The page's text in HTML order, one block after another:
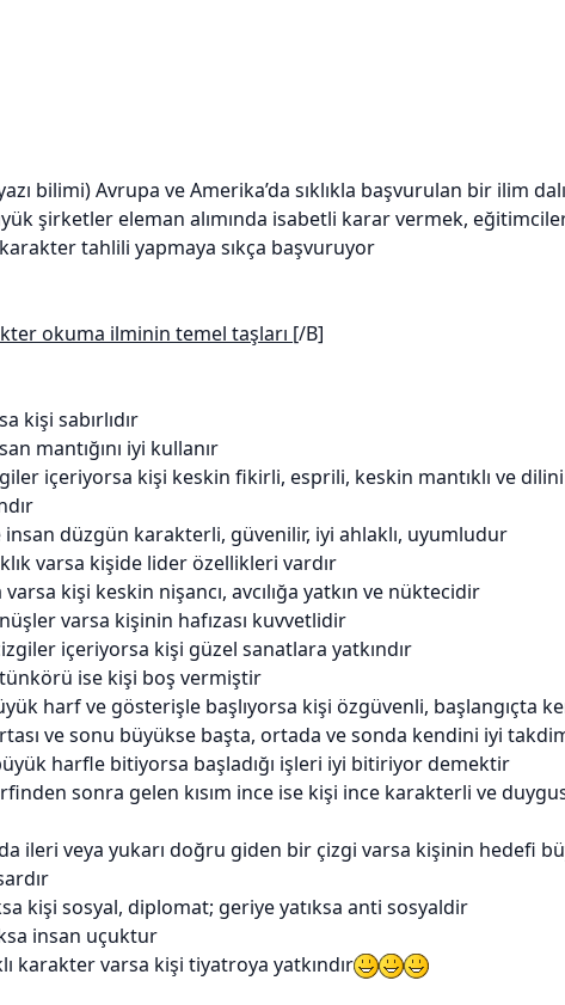
bilimi) Avrupa ve Amerika’da sıklıkla başvurulan bir ilim
şirketler eleman alımında isabetli karar vermek,
tahlili yapmaya sıkça başvuruyor
okuma ilminin temel taşları [/B]
kişi sabırlıdır
mantığını iyi kullanır
içeriyorsa kişi keskin fikirli, esprili, keskin mantıklı ve
düzgün karakterli, güvenilir, iyi ahlaklı, uyumludur
varsa kişide lider özellikleri vardır
kişi keskin nişancı, avcılığa yatkın ve nüktecidir
varsa kişinin hafızası kuvvetlidir
içeriyorsa kişi güzel sanatlara yatkındır
ise kişi boş vermiştir
harf ve gösterişle başlıyorsa kişi özgüvenli, başlangıçta
ve sonu büyükse başta, ortada ve sonda kendini iyi
harfle bitiyorsa başladığı işleri iyi bitiriyor demektir
sonra gelen kısım ince ise kişi ince karakterli ve
ileri veya yukarı doğru giden bir çizgi varsa kişinin hedefi
kişi sosyal, diplomat; geriye yatıksa anti sosyaldir
insan uçuktur
karakter varsa kişi tiyatroya yatkındır